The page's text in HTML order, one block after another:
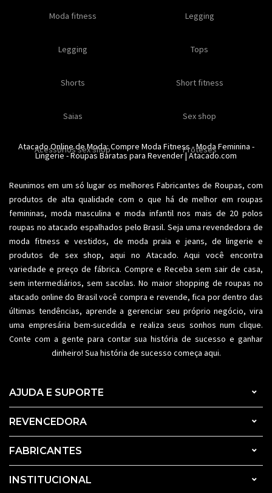
Especial natal Toda loja
Feminino Moda feminina
Moda feminina Moda íntima
Moda fitness Moda praia
Plus size Acessórios femininos
Masculino Moda masculino
Moda masculina Moda intima masculina
Acessórios masculinos Moda íntima
Calcinhas Soutiens
Conjuntos Modeladores
Moda fitness Legging
Legging Tops
Shorts Short fitness
Saias Sex shop
Acessorios sex shop Proteses
Oleos e cremes Comestiveis
Kits Lançamentos
Ofertas Roupas para revender
Atacado Online de Moda: Compre Moda Fitness-Moda Feminina -
Lingerie-Roupas Baratas para Revender| Atacado.com
Reunimos em um só lugar os melhoresFabricantes de Roupas, com
produtos de alta qualidade com o que há de melhor em roupas
femininas, moda masculina e moda infantil nos mais de 20 polos
roupas no atacado espalhados pelo Brasil. Seja uma revendedora de
moda fitness e vestidos, de moda praia e jeans, de lingerie e
produtos de sex shop, aqui no Atacado. Aqui você encontra
variedade e preço de fábrica. Compre e Receba sem sair de casa,
sem intermediários, sem sacolas. No maior shopping de roupas no
atacado online do Brasil você compra e revende, fica por dentro das
últimas tendências, aprende a gerenciar seu próprio negócio, vira
uma empresária bem-sucedida e realiza seus sonhos num clique.
Conte com a gente para contar sua história de sucesso e ganhar
dinheiro! Sua história de sucesso começa aqui.
AJUDA E SUPORTE
REVENCEDORA
FABRICANTES
INSTITUCIONAL